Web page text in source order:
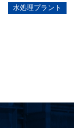
水処理プラント